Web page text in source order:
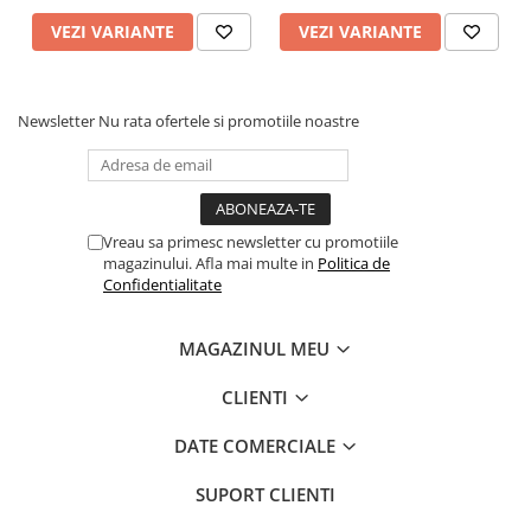
VEZI VARIANTE VEZI VARIANTE
Newsletter Nu rata ofertele si promotiile noastre
Vreau sa primesc newsletter cu promotiile
magazinului. Afla mai multe in Politica de
Confidentialitate
MAGAZINUL MEU
CLIENTI
DATE COMERCIALE
SUPORT CLIENTI